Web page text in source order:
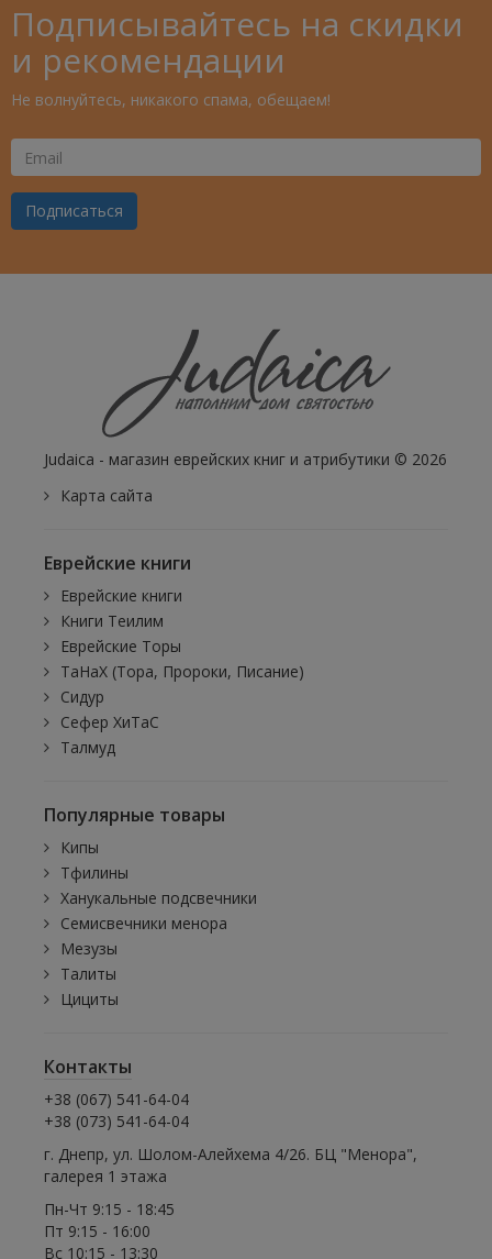
Подписывайтесь на скидки
и рекомендации
Не волнуйтесь, никакого спама, обещаем!
Ваш
Email
Подписаться
Judaica - магазин еврейских книг и атрибутики © 2026
Карта сайта
Еврейские книги
Еврейские книги
Книги Теилим
Еврейские Торы
ТаНаХ (Тора, Пророки, Писание)
Сидур
Сефер ХиТаС
Талмуд
Популярные товары
Кипы
Тфилины
Ханукальные подсвечники
Семисвечники менора
Мезузы
Талиты
Цициты
Контакты
+38 (067) 541-64-04
+38 (073) 541-64-04
г. Днепр, ул. Шолом-Алейхема 4/26. БЦ "Менора",
галерея 1 этажа
Пн-Чт 9:15 - 18:45
Пт 9:15 - 16:00
Вс 10:15 - 13:30